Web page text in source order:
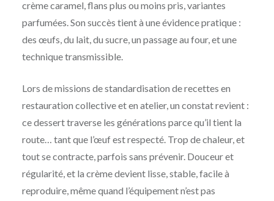
crème caramel, flans plus ou moins pris, variantes
parfumées. Son succès tient à une évidence pratique :
des œufs, du lait, du sucre, un passage au four, et une
technique transmissible.
Lors de missions de standardisation de recettes en
restauration collective et en atelier, un constat revient :
ce dessert traverse les générations parce qu’il tient la
route… tant que l’œuf est respecté. Trop de chaleur, et
tout se contracte, parfois sans prévenir. Douceur et
régularité, et la crème devient lisse, stable, facile à
reproduire, même quand l’équipement n’est pas